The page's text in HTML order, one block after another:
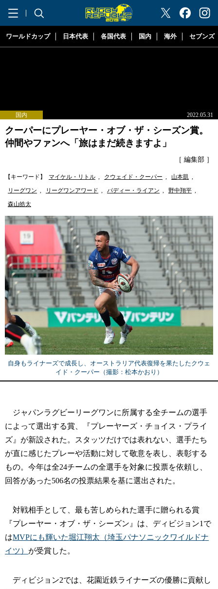
"ラグビーリパブリック"
ワールドカップ 日本代表 各国代表 国内 海外 セブンズ
国内 2022.05.31
クーパーにプレーヤー・オブ・ザ・シーズン賞。
仲間やファンへ「旅はまだ続きますよ」
［ 編集部 ］
【キーワード】 マイケル・リトル , クウェイド・クーパー , 山本凱 ,
リーグワン , リーグワンアワード , パディー・ライアン , 野中翔平 ,
森山皓太
自身もライナーズで成長し、オーストラリア代表復帰を果たしたクウェ
イド・クーパー（撮影：松本かおり）
ジャパンラグビーリーグワンに所属する全チームの選手
によって選出する賞、『プレーヤーズ・チョイス・プライ
ズ』が新設された。スタッツだけでは表れない、選手たち
が直に感じたプレーや活動に対して敬意を表し、表彰する
もの。今年は全24チームの全選手を対象に投票を依頼し、
回答があった506名の投票結果を基に選出された。
対戦相手として、最も苦しめられた選手に贈られる賞
『プレーヤー・オブ・ザ・シーズン』は、ディビジョン1で
はMVPにも輝いた堀江翔太（埼玉パナソニックワイルドナ
イツ） が受賞した。
ディビジョン2では、花園近鉄ライナーズの優勝に貢献し